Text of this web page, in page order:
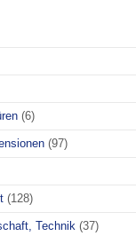
(6)
(97)
(128)
Technik (37)